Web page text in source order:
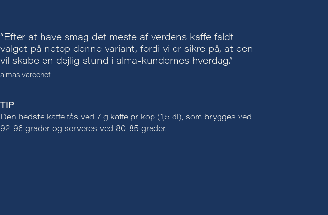
“Efter at have smag det meste af verdens kaffe faldt
valget på netop denne variant, fordi vi er sikre på, at den
vil skabe en dejlig stund i alma-kundernes hverdag.”
almas varechef
TIP
Den bedste kaffe fås ved 7 g kaffe pr kop (1,5 dl), som brygges ved
92-96 grader og serveres ved 80-85 grader.